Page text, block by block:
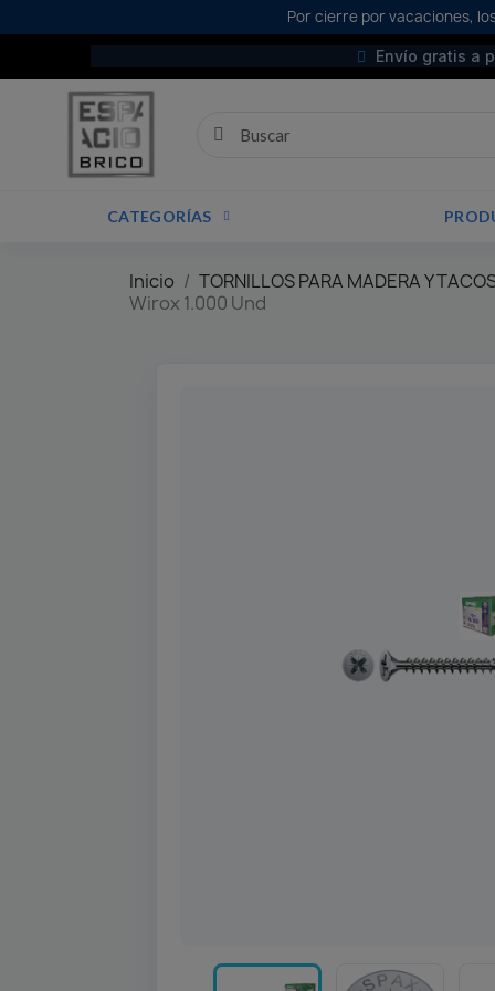
Por cierre por vacaciones,
Envío gratis a
CATEGORÍAS
Inicio
TORNILLOS PARA MADERA Y
Wirox 1.000 Und